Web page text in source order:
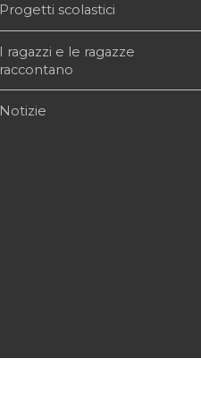
Progetti scolastici
I ragazzi e le ragazze
raccontano
Notizie